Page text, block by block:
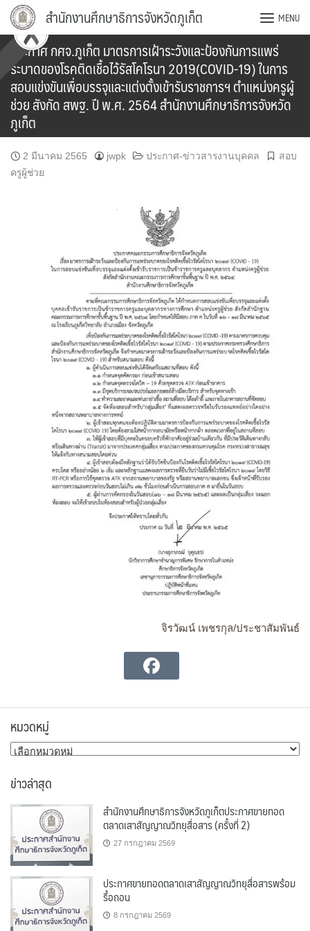
Skip
content
สำนักงานศึกษาธิการจังหวัดภูเก็ต MENU
ประกาศ กศจ.ภูเก็ต มาตรการเฝ้าระวังและป้องกันการแพร่
ระบาดของโรคติดเชื้อไว้รัสโคโรนา 2019(COVID-19) ในการ
สอบแข่งขันเพื่อบรรจุและแต่งตั้งเข้ารับราชการฯ ตำแหน่งครูผู้
ช่วย สังกัด สพฐ. ปี พ.ศ. 2564 สำนักงานศึกษาธิการจังหวัด
ภูเก็ต
2 มีนาคม 2565 jwpk ประกาศ-ข่าวสารงานบุคคล
สอบ
ครูผู้ช่วย
จิรวัฒน์ เพชรกุล/ประชาสัมพันธ์
หมวดหมู่
หมวด
ข่าวล่าสุด
สำนักงานศึกษาธิการจังหวัดภูเก็ตประกาศขายทอด
ตลาดเสาสัญญาณวิทยุสื่อสาร (ครั้งที่ 2)
27 กรกฎาคม 2569
ประกาศขายทอดตลาดเสาสัญญาณวิทยุสื่อสารพร้อม
รื้อถอน
8 กรกฎาคม 2569